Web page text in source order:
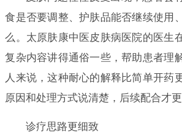
食是否要调整、护肤品能否继续使用
么。太原肤康中医皮肤病医院的医生
复杂内容讲得通俗一些，帮助患者理
人来说，这种耐心的解释比简单开药
原因和处理方式说清楚，后续配合才更
诊疗思路更细致